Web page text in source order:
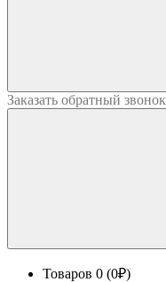
Заказать обратный звонок
Товаров 0 (0₽)